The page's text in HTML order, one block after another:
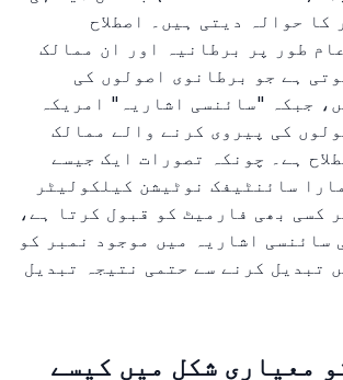
کا حوالہ دیتی ہیں۔ اصطلاح
طور پر برطانیہ اور ان ممالک
ہے جو برطانوی اصولوں کی
جبکہ "سائنسی اشاریہ" امریکہ
کی پیروی کرنے والے ممالک
ہے۔ چونکہ تصورات ایک جیسے
سائنٹیفک نوٹیشن کیلکولیٹر
کسی بھی فارمیٹ کو قبول کرتا ہے،
سائنسی اشاریہ میں موجود نمبر کو
تبدیل کرنے سے حتمی نتیجہ تبدیل
معیاری شکل میں کیسے